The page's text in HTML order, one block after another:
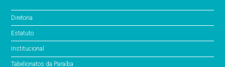
Diretoria
Estatuto
Institucional
Tabelionatos da Paraíba